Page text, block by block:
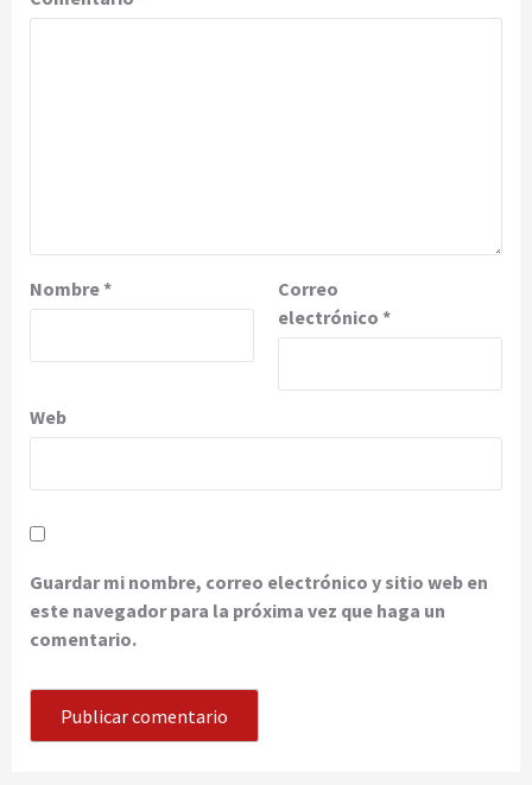
Nombre*
Correo
electrónico *
Web
Guardar mi nombre, correo electrónico y sitio web en
este navegador para la próxima vez que haga un
comentario.